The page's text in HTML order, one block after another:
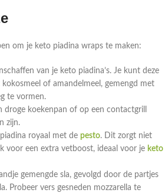
om je keto piadina wraps te maken:
van je keto piadina’s. Je kunt deze
of amandelmeel, gemengd met
te vormen.
droge koekenpan of op een contactgrill
zijn.
royaal met de pesto. Dit zorgt niet
voor een extra vetboost, ideaal voor je keto
gemengde sla, gevolgd door de partjes
Probeer vers gesneden mozzarella te